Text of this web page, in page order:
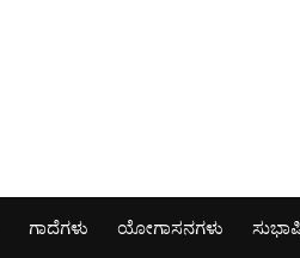
ಗಾದೆಗಳು ಯೋಗಾಸನಗಳು